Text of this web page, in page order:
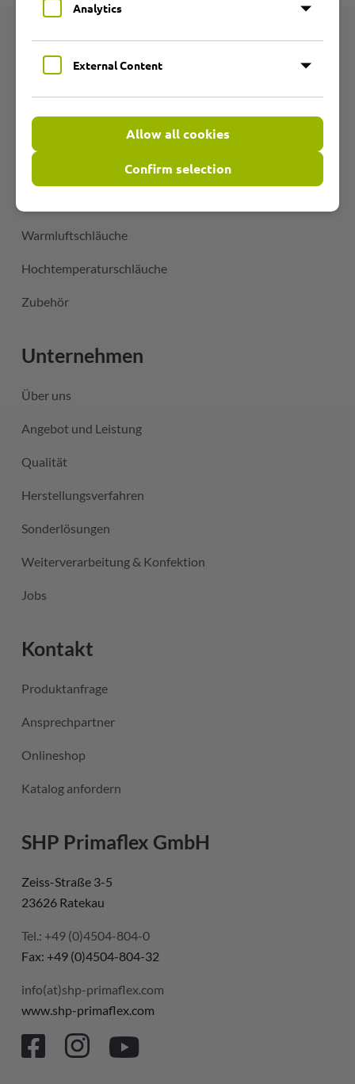
Produktgruppen
Übersicht
Warmluftschläuche
Hochtemperaturschläuche
Zubehör
Unternehmen
Über uns
Angebot und Leistung
Qualität
Herstellungsverfahren
Sonderlösungen
Weiterverarbeitung & Konfektion
Jobs
Kontakt
Produktanfrage
Ansprechpartner
Onlineshop
Katalog anfordern
SHP Primaflex GmbH
Zeiss-Straße 3-5
23626 Ratekau
Tel.: +49 (0)4504-804-0
Fax: +49 (0)4504-804-32
info(at)shp-primaflex.com
www.shp-primaflex.com
Analytics
External Content
Allow all cookies
Confirm selection